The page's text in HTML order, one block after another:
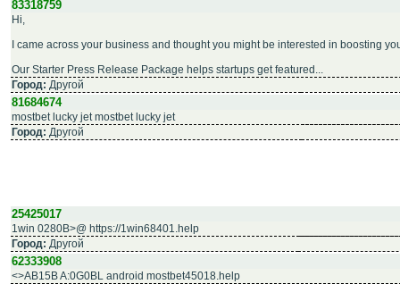
83318759
Hi,
I came across your business and thought you might be interested in boosting
Our Starter Press Release Package helps startups get featured...
Город: Другой
81684674
mostbet lucky jet mostbet lucky jet
Город: Другой
25425017
1win 0280B>@ https://1win68401.help
Город: Другой
62333908
<>AB15B A:0G0BL android mostbet45018.help